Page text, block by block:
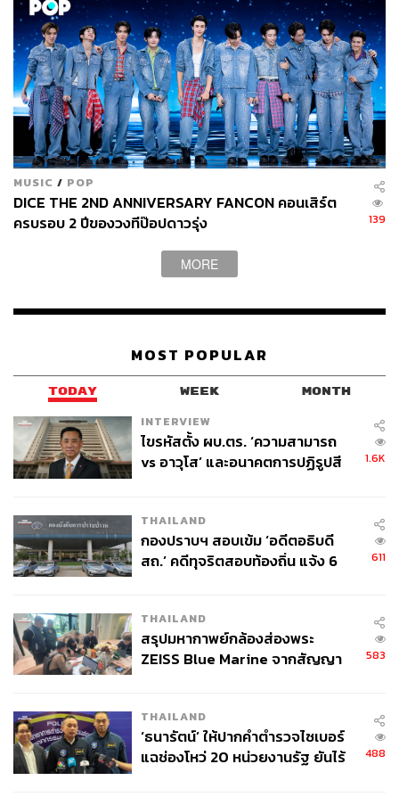
MUSIC / POP
DICE THE 2ND ANNIVERSARY FANCON คอนเสิร์ต
ครบรอบ 2 ปีของวงทีป๊อปดาวรุ่ง
139
MORE
MOST POPULAR
TODAY WEEK MONTH
INTERVIEW
ไขรหัสตั้ง ผบ.ตร. ‘ความสามารถ
vs อาวุโส’ และอนาคตการปฏิรูปสี
1.6K
THAILAND
กองปราบฯ สอบเข้ม ‘อดีตอธิบดี
สถ.’ คดีทุจริตสอบท้องถิ่น แจ้ง 6
611
THAILAND
สรุปมหากาพย์กล้องส่องพระ
ZEISS Blue Marine จากสัญญา
จ่ายหนี้-แอบระบุแบรนด์
583
THAILAND
‘ธนารัตน์’ ให้ปากคำตำรวจไซเบอร์
แฉช่องโหว่ 20 หน่วยงานรัฐ ยันไร้
488